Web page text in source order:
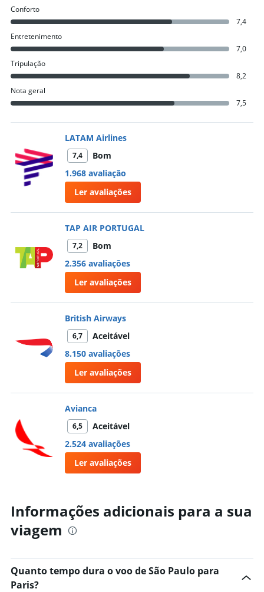
Conforto
7,4
Entretenimento
7,0
Tripulação
8,2
Nota geral
7,5
LATAM Airlines
7,4
Bom
1.968 avaliação
Ler avaliações
TAP AIR PORTUGAL
7,2
Bom
2.356 avaliações
Ler avaliações
British Airways
6,7
Aceitável
8.150 avaliações
Ler avaliações
Avianca
6,5
Aceitável
2.524 avaliações
Ler avaliações
Informações adicionais para a sua
viagem
Quanto tempo dura o voo de São Paulo para
Paris?